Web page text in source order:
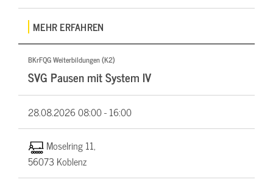
MEHR ERFAHREN
BKrFQG Weiterbildungen (K2)
SVG Pausen mit System IV
28.08.202608:00 - 16:00
Moselring 11,
56073 Koblenz